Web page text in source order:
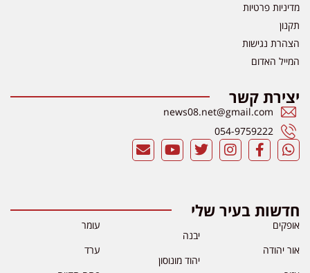
מדיניות פרטיות
תקנון
הצהרת נגישות
המייל האדום
יצירת קשר
news08.net@gmail.com
054-9759222
חדשות בעיר שלי
אופקים
אור יהודה
יבנה
יהוד מונוסון
עומר
ערד